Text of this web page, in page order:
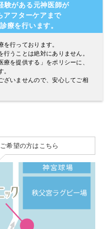
験がある元神医師が
アフターケアまで
療を行います。
行っております。
うことは絶対にありません。
療を提供する」をポリシーに、
ざいませんので、安心してご相
希望の方はこちら